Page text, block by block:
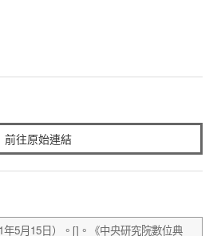
前往原始連結